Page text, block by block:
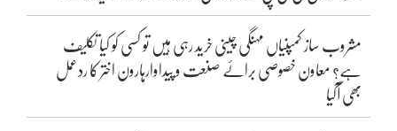
مشروب ساز کمپنیاں مہنگی چینی خرید رہی ہیں تو کسی کو کیا تکلیف
ہے؟ معاون خصوصی برائے صنعت و پیداوارہارون اختر کا ردعمل
بھی آگیا